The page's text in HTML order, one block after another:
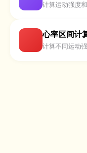
计算运动强度
心率区间计
计算不同运动